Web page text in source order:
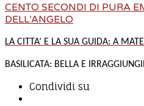
CENTO SECONDI DI PURA
DELL’ANGELO
LA CITTA’ E LA SUA GUIDA: A
BASILICATA: BELLA E
Condividi su